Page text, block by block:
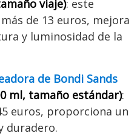
viaje): este
de 13 euros, mejora
y luminosidad de la
de Bondi Sands
ml, tamaño estándar):
euros, proporciona un
duradero.